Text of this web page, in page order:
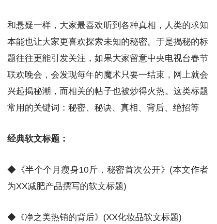
和悬疑一样，大家最喜欢听到各种真相，人类的求知
本能也让大家更喜欢探索未知的秘密。于是揭秘的标
题往往更能引发关注，如果大家留意中央电视台春节
联欢晚会，会发现每年的魔术只要一结束，网上就会
兴起揭秘潮，而相关的帖子也被炒得火热。这类标题
常用的关键词：秘密、秘诀、真相、背后、绝招等
经典软文标题：
◆《半个个月瘦身10斤，秘密首次公开》(本文作者
为XX减肥产品撰写的软文标题)
◆《净之美热销的背后》(XX化妆品软文标题)